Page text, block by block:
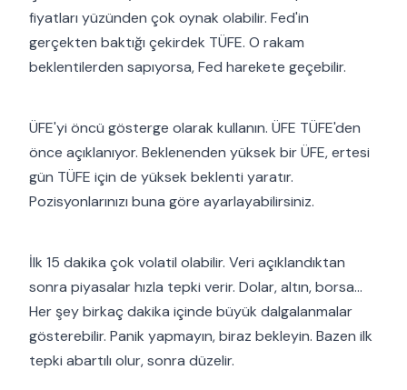
fiyatları yüzünden çok oynak olabilir. Fed'in
gerçekten baktığı çekirdek TÜFE. O rakam
beklentilerden sapıyorsa, Fed harekete geçebilir.
ÜFE'yi öncü gösterge olarak kullanın. ÜFE TÜFE'den
önce açıklanıyor. Beklenenden yüksek bir ÜFE, ertesi
gün TÜFE için de yüksek beklenti yaratır.
Pozisyonlarınızı buna göre ayarlayabilirsiniz.
İlk 15 dakika çok volatil olabilir. Veri açıklandıktan
sonra piyasalar hızla tepki verir. Dolar, altın, borsa...
Her şey birkaç dakika içinde büyük dalgalanmalar
gösterebilir. Panik yapmayın, biraz bekleyin. Bazen ilk
tepki abartılı olur, sonra düzelir.